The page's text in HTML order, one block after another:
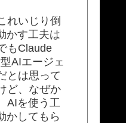
れいじり倒
かす工夫は
もClaude
AIエージェ
とは思って
ど、なぜか
AIを使う工
かしてもら